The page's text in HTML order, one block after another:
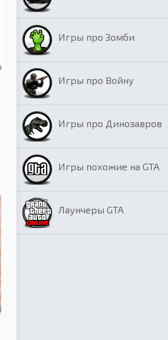
Игры про Зомби
Игры про Войну
Игры про Динозавров
Игры похожие на GTA
Лаунчеры GTA